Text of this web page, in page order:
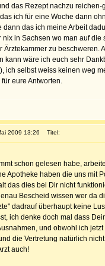
das Rezept nachzu
ich für eine Woche dann
dann das ich meine Arbeit
nix in Sachsen wo man auf
Ärztekammer zu beschweren.
kann wäre ich euch sehr
ich selbst weiss keinen weg
eure Antworten.
2009 13:26 Titel:
schon gelesen habe,
Apotheke haben die uns mit
das dies bei Dir nicht
Bescheid wissen wer da
dadrauf überhaupt keine
ich denke doch mal dass
und obwohl ich
die Vertretung natürlich
auch!